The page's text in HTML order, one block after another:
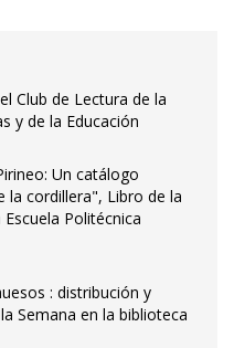
Club de Lectura de la
y de la Educación
Un catálogo
la cordillera", Libro de la
Politécnica
: distribución y
Semana en la biblioteca